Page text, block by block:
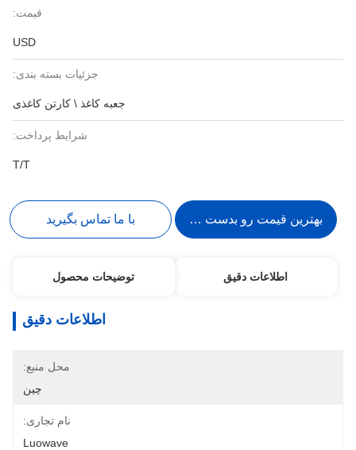
قیمت:
USD
جزئیات بسته بندی:
جعبه کاغذ \ کارتن کاغذی
شرایط پرداخت:
T/T
بهترین قیمت رو بدست بیار با ما تماس بگیرید
اطلاعات دقیق توضیحات محصول
اطلاعات دقیق
محل منبع:
چین
نام تجاری:
Luowave